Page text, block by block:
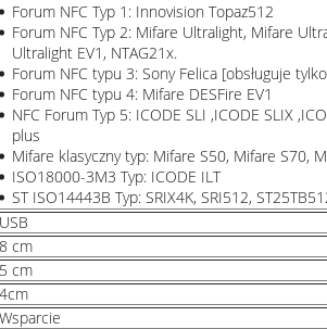
Forum NFC Typ 1: Innovision Topaz512
Forum NFC Typ 2: Mifare Ultralight, Mifare
Ultralight EV1, NTAG21x.
Forum NFC typu 3: Sony Felica [obsługuje
Forum NFC typu 4: Mifare DESFire EV1
NFC Forum Typ 5: ICODE SLI ,ICODE SLIX
plus
Mifare klasyczny typ: Mifare S50, Mifare S70,
ISO18000-3M3 Typ: ICODE ILT
ST ISO14443B Typ: SRIX4K, SRI512,
USB
8 cm
5 cm
4cm
Wsparcie